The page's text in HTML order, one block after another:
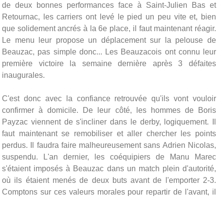
de deux bonnes performances face à Saint-Julien Bas et
Retournac, les carriers ont levé le pied un peu vite et, bien
que solidement ancrés à la 6e place, il faut maintenant réagir.
Le menu leur propose un déplacement sur la pelouse de
Beauzac, pas simple donc... Les Beauzacois ont connu leur
première victoire la semaine dernière après 3 défaites
inaugurales.
C'est donc avec la confiance retrouvée qu'ils vont vouloir
confirmer à domicile. De leur côté, les hommes de Boris
Payzac viennent de s'incliner dans le derby, logiquement. Il
faut maintenant se remobiliser et aller chercher les points
perdus. Il faudra faire malheureusement sans Adrien Nicolas,
suspendu. L'an dernier, les coéquipiers de Manu Marec
s'étaient imposés à Beauzac dans un match plein d'autorité,
où ils étaient menés de deux buts avant de l'emporter 2-3.
Comptons sur ces valeurs morales pour repartir de l'avant, il